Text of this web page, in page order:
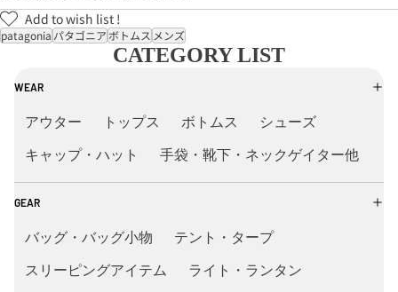
Add to wish list !
patagonia パタゴニア ボトムス メンズ
CATEGORY LIST
WEAR
アウター トップス ボトムス シューズ
キャップ・ハット 手袋・靴下・ネックゲイター他
GEAR
バッグ・バッグ小物 テント・タープ
スリーピングアイテム ライト・ランタン